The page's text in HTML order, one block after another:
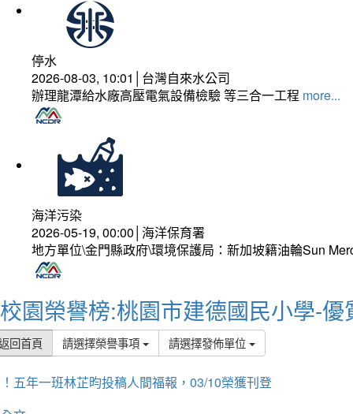
停水
2026-08-03, 10:01│台灣自來水公司
辦理龍潭給水廠高壓電氣設備檢驗 等三合一工程 more...
海洋污染
2026-05-19, 00:00│海洋保育署
地方單位\金門縣政府\環境保護局：新加坡籍油輪Sun
校園榮譽榜:桃園市建德國民小學-優
回首頁 請選擇榮譽事項 請選擇發佈單位
五年一班林芷昀投稿人間福報，03/10榮獲刊登